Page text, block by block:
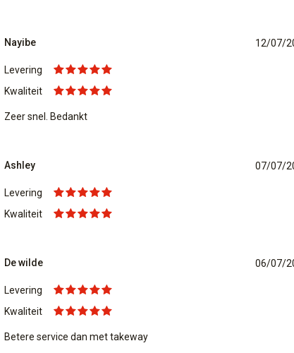
Nayibe 12/07/
Levering
Kwaliteit
Zeer snel. Bedankt
Ashley 07/07/
Levering
Kwaliteit
De wilde 06/07/
Levering
Kwaliteit
Betere service dan met takeway